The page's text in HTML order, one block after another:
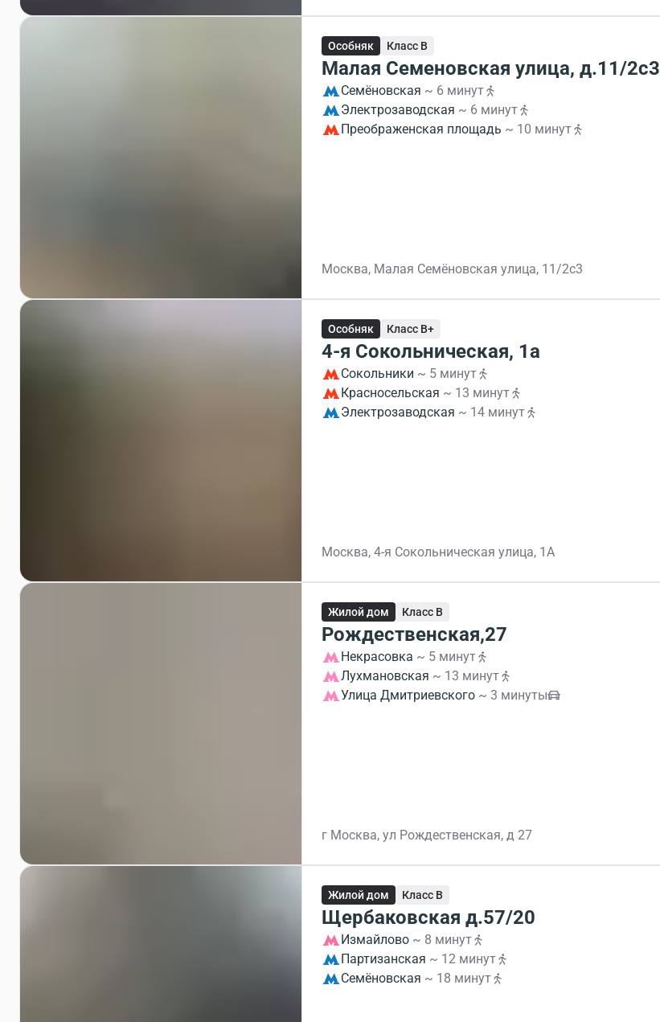
Особняк Класс B
Малая Семеновская улица, д.11/2с3
Семёновская ~ 6 минут
Электрозаводская ~ 6 минут
Преображенская площадь ~ 10 минут
Москва, Малая Семёновская улица, 11/2с3
Особняк Класс B+
4-я Сокольническая, 1а
Сокольники ~ 5 минут
Красносельская ~ 13 минут
Электрозаводская ~ 14 минут
Москва, 4-я Сокольническая улица, 1А
Жилой дом Класс B
Рождественская,27
Некрасовка ~ 5 минут
Лухмановская ~ 13 минут
Улица Дмитриевского ~ 3 минуты
г Москва, ул Рождественская, д 27
Жилой дом Класс B
Щербаковская д.57/20
Измайлово ~ 8 минут
Партизанская ~ 12 минут
Семёновская ~ 18 минут